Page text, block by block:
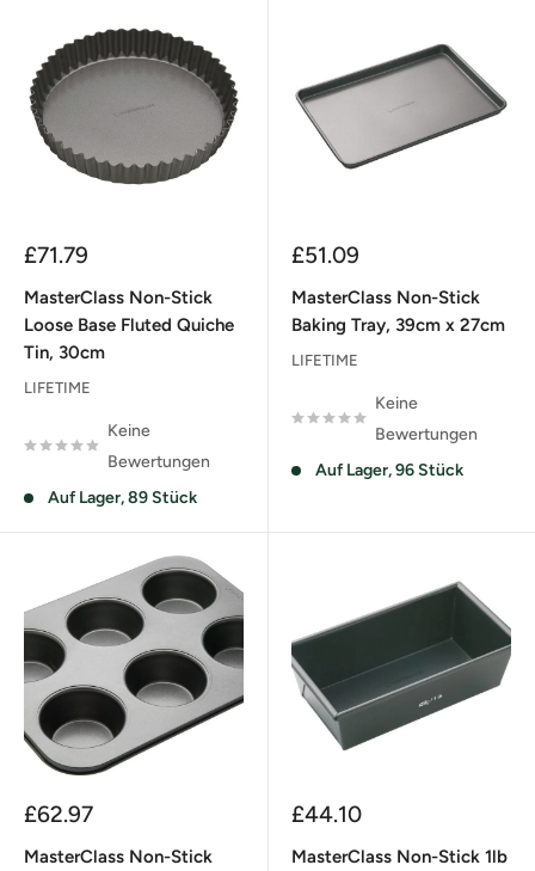
Sonderpreis
£71.79
MasterClass Non-Stick
Loose Base Fluted Quiche
Tin, 30cm
LIFETIME
Keine
Bewertungen
Auf Lager, 89 Stück
Sonderpreis
£51.09
MasterClass Non-Stick
Baking Tray, 39cm x 27cm
LIFETIME
Keine
Bewertungen
Auf Lager, 96 Stück
Sonderpreis
£62.97
MasterClass Non-Stick
Sonderpreis
£44.10
MasterClass Non-Stick 1lb